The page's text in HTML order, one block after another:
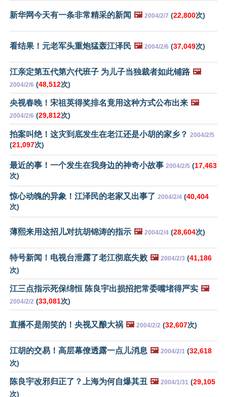
新华网今天有一条非常精采的新闻 🖼️ 2004/2/7 (22,800次)
看结果！元老军头重炮猛轰江泽民 🖼️ 2004/2/6 (37,049次)
江亲定第五代第六代班子 为儿子当独裁者如此铺路 🖼️
2004/2/6 (48,512次)
央视春晚！宋祖英得奖排名竟用这种方式公布出来 🖼️
2004/2/6 (29,812次)
拍案叫绝！这灾到底发生在老江还是小胡的家乡？ 2004/2/5
(21,097次)
最近的事！一个发生在我身边的神奇小故事 2004/2/5 (17,463
次)
惊心动魄的异象！江泽民的老家又出事了 2004/2/4 (40,404
次)
薄熙来用这招儿对抗胡锦涛的指示 🖼️ 2004/2/4 (28,604次)
特号新闻！电视台泄露了老江彻底失败 🖼️ 2004/2/3 (41,186
次)
江三点指示死保绵恒 陈良宇出损招把常委嘴堵得严实 🖼️
2004/2/2 (33,081次)
直播不是闹笑的！央视又酿大祸 🖼️ 2004/2/2 (32,607次)
江胡的交易！高层幕僚透露一点儿消息 🖼️ 2004/2/1 (32,618
次)
陈良宇改邪归正了？上海为何自爆其丑 🖼️ 2004/1/31 (29,105
次)